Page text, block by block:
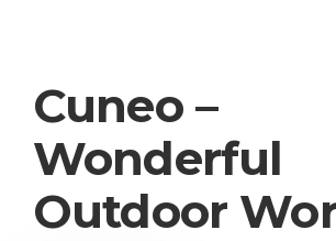
Cuneo –
Wonderful
Outdoor